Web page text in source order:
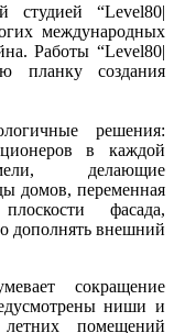
студией “Level80|
международных
Работы “Level80|
планку создания
решения:
в каждой
делающие
домов, переменная
фасада,
дополнять внешний
сокращение
ниши и
помещений